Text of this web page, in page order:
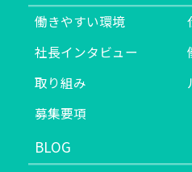
働きやすい環境
社長インタビュー
取り組み
募集要項
BLOG